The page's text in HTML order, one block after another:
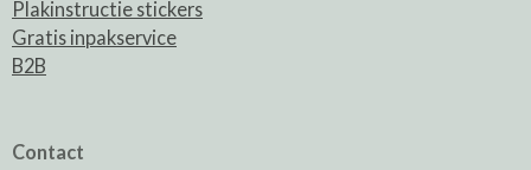
Plakinstructie stickers
Gratis inpakservice
B2B
Contact